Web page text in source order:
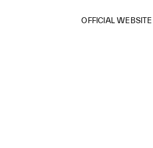
OFFICIAL WEBSITE